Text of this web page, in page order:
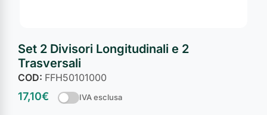
Set 2 Divisori Longitudinali e 2
Trasversali
COD: FFH50101000
17,10€ IVA esclusa